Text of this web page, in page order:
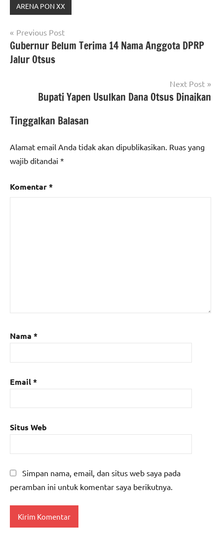
ARENA PON XX
Navigasi
pos
Previous Post
Gubernur Belum Terima 14 Nama Anggota DPRP
Jalur Otsus
Next Post
Bupati Yapen Usulkan Dana Otsus Dinaikan
Tinggalkan Balasan
Alamat email Anda tidak akan dipublikasikan. Ruas yang
wajib ditandai *
Komentar*
Nama *
Email*
Situs Web
Simpan nama, email, dan situs web saya pada
peramban ini untuk komentar saya berikutnya.